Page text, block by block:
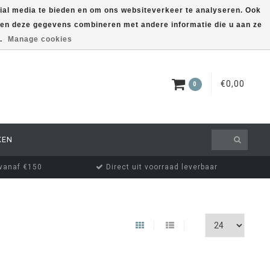
0 €0,00
€150 Direct uit voorraad leverbaar
media te bieden en om ons websiteverkeer te analyseren. Ook
deze gegevens combineren met andere informatie die u aan ze
Manage cookies